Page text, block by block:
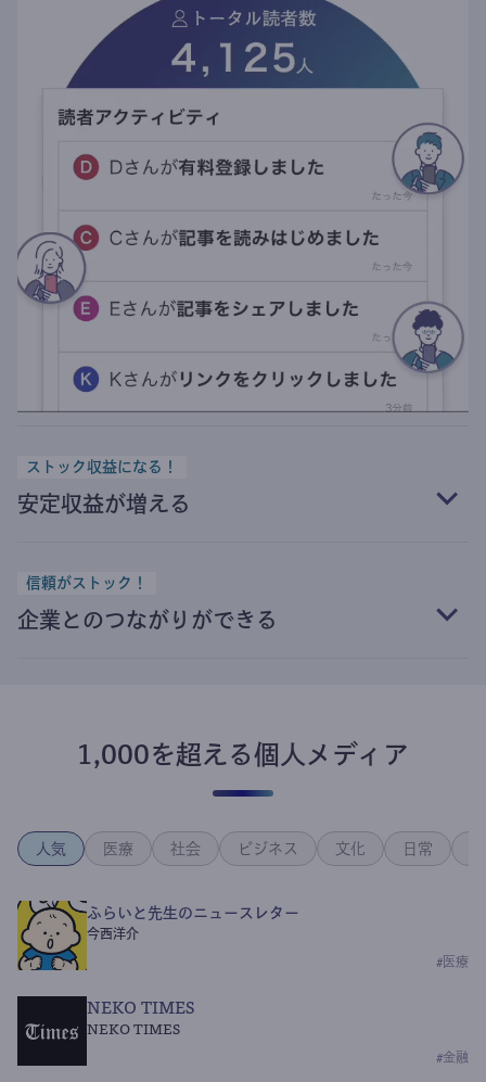
ストック収益になる！
安定収益が増える
信頼がストック！
企業とのつながりができる
1,000を超える個人メディア
人気 医療 社会 ビジネス 文化 日常
ふらいと先生のニュースレター
今西洋介
# 医療
NEKO TIMES
NEKO TIMES
#金融